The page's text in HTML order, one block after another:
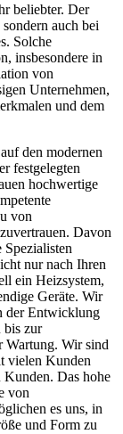
beliebter. Der
auch bei
Solche
insbesondere in
von
Unternehmen,
und dem
den modernen
festgelegten
hochwertige
von
Davon
nur nach Ihren
ein Heizsystem,
Geräte. Wir
der Entwicklung
bis zur
Wartung. Wir sind
vielen Kunden
Kunden. Das hohe
von
es uns, in
und Form zu